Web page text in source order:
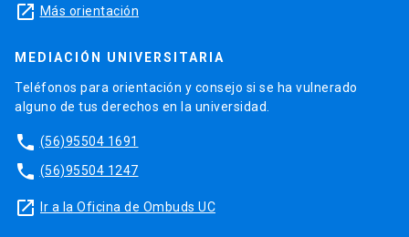
launch Más orientación
MEDIACIÓN UNIVERSITARIA
Teléfonos para orientación y consejo si se ha vulnerado
alguno de tus derechos en la universidad.
phone (56)95504 1691
phone (56)95504 1247
launch Ir a la Oficina de Ombuds UC